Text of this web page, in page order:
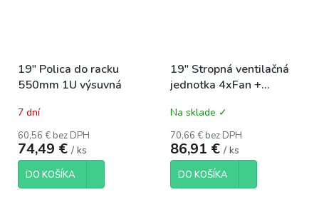
19" Polica do racku
550mm 1U výsuvná
7 dní
60,56 € bez DPH
74,49 € / ks
DO KOŠÍKA
19" Stropná ventilačná
jednotka 4xFan +
Na sklade ✓
70,66 € bez DPH
86,91 € / ks
DO KOŠÍKA